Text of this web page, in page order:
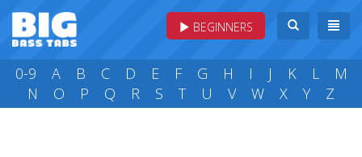
BEGINNERS
0-9 A B C D E F G H I J K L
M
N
O P Q R S T U V W X Y Z